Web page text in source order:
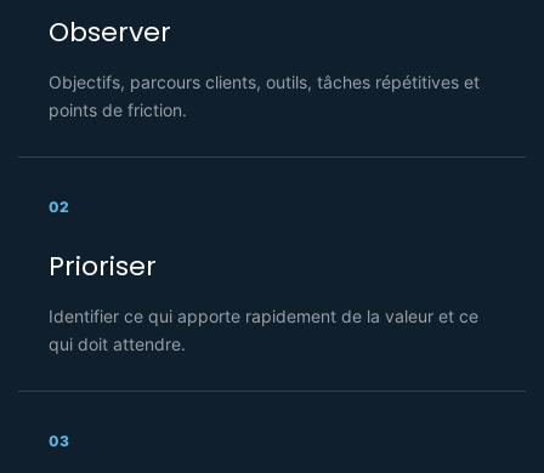
Observer
Objectifs, parcours clients, outils, tâches répétitives et
points de friction.
02
Prioriser
Identifier ce qui apporte rapidement de la valeur et ce
qui doit attendre.
03